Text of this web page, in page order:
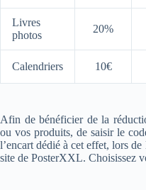
Livres
photos
20%
Calendriers 10€
Afin de bénéficier de la
ou vos produits, de saisir le
l’encart dédié à cet effet, lors
site de PosterXXL. Choisissez